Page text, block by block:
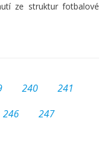
ze struktur fotbalové
240
241
246
247